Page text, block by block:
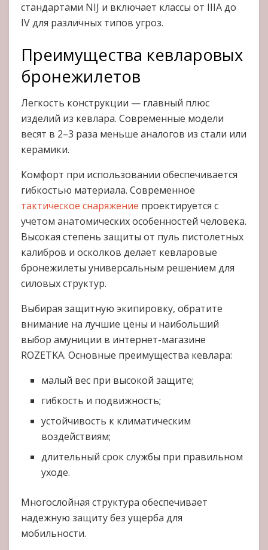
стандартами NIJ и включает классы от IIIA до
IV для различных типов угроз.
Преимущества кевларовых
бронежилетов
Легкость конструкции — главный плюс
изделий из кевлара. Современные модели
весят в 2–3 раза меньше аналогов из стали или
керамики.
Комфорт при использовании обеспечивается
гибкостью материала. Современное
тактическое снаряжение проектируется с
учетом анатомических особенностей человека.
Высокая степень защиты от пуль пистолетных
калибров и осколков делает кевларовые
бронежилеты универсальным решением для
силовых структур.
Выбирая защитную экипировку, обратите
внимание на лучшие цены и наибольший
выбор амуниции в интернет-магазине
ROZETKA. Основные преимущества кевлара:
малый вес при высокой защите;
гибкость и подвижность;
устойчивость к климатическим
воздействиям;
длительный срок службы при правильном
уходе.
Многослойная структура обеспечивает
надежную защиту без ущерба для
мобильности.